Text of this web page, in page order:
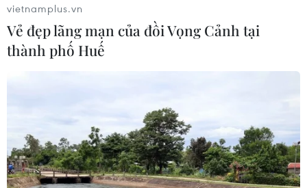
TIN CÙNG CHUYÊN MỤC
vietnamplus.vn
Vẻ đẹp lãng mạn của đồi Vọng Cảnh tại
thành phố Huế